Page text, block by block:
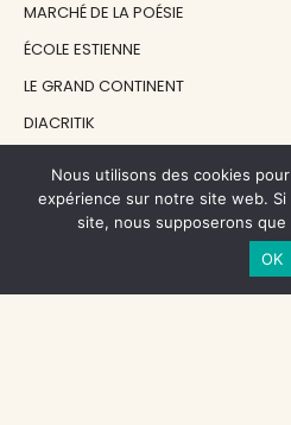
MARCHÉ DE LA POÉSIE
ÉCOLE ESTIENNE
LE GRAND CONTINENT
DIACRITIK
NOS SOUTIENS
CENTRE NATIONAL DU LIVRE
Nous utilisons des cookies
expérience sur notre site web.
site, nous supposerons
OK